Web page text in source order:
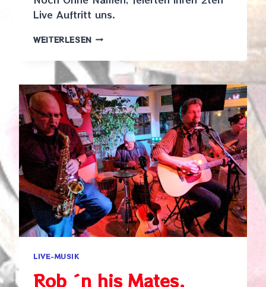
Live Auftritt uns.
WEITERLESEN DBNON,
LIVE-MUSIK
Rob ´n his Mates,